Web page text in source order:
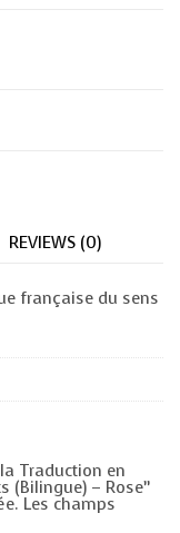
REVIEWS (0)
française du sens
Traduction en
(Bilingue) – Rose”
Les champs